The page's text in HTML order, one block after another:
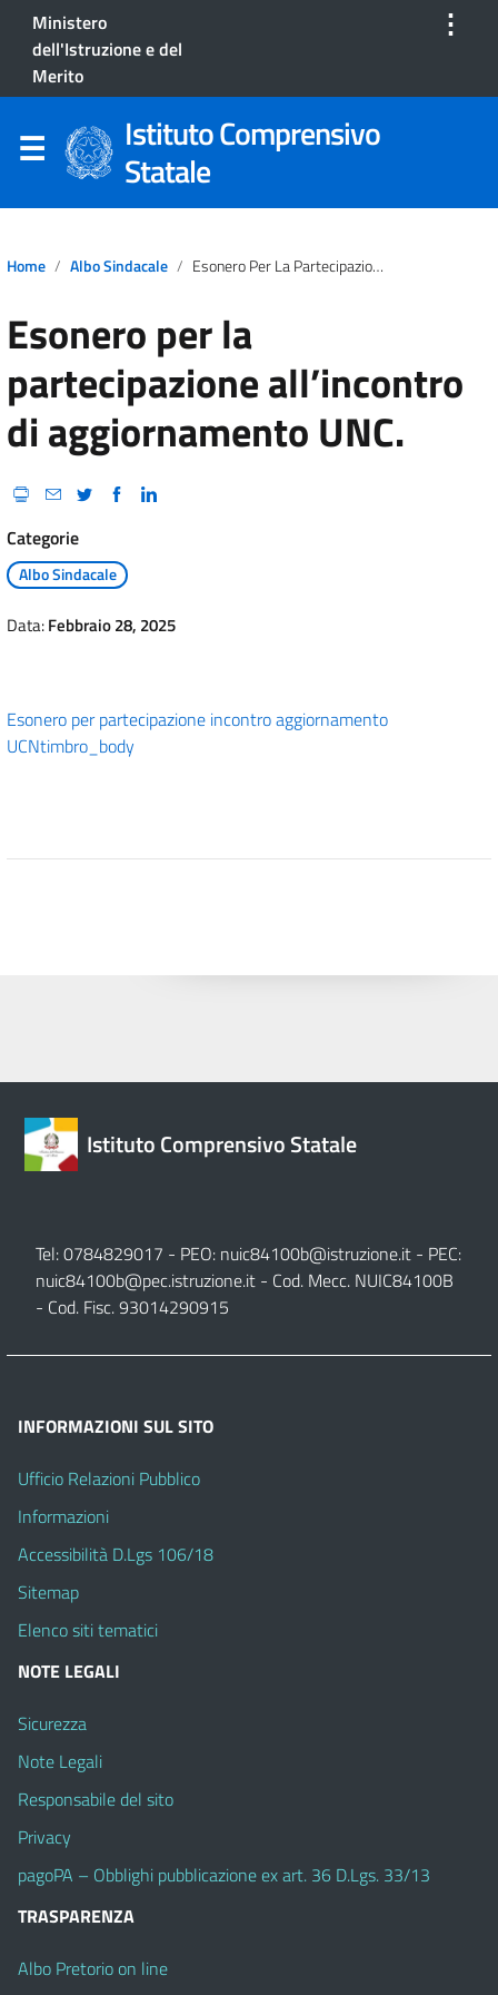
Ministero
dell'Istruzione e del
Merito
⋮
Istituto Comprensivo
Statale
Home Albo Sindacale Esonero Per La Partecipazione All’incontro Di Aggiornamento UNC.
Esonero per la
partecipazione all’incontro
di aggiornamento UNC.
Categorie
Albo Sindacale
Data:Febbraio 28, 2025
Esonero per partecipazione incontro aggiornamento
UCNtimbro_body
Istituto Comprensivo Statale
Tel: 0784829017 - PEO: nuic84100b@istruzione.it - PEC:
nuic84100b@pec.istruzione.it - Cod. Mecc. NUIC84100B
- Cod. Fisc. 93014290915
INFORMAZIONI SUL SITO
Ufficio Relazioni Pubblico
Informazioni
Accessibilità D.Lgs 106/18
Sitemap
Elenco siti tematici
NOTE LEGALI
Sicurezza
Note Legali
Responsabile del sito
Privacy
pagoPA – Obblighi pubblicazione ex art. 36 D.Lgs. 33/13
TRASPARENZA
Albo Pretorio on line